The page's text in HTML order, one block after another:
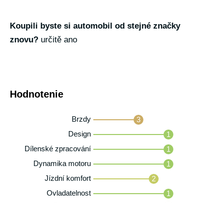
Koupili byste si automobil od stejné značky
znovu? určitě ano
Hodnotenie
Brzdy
3
Design
1
Dílenské zpracování
1
Dynamika motoru
1
Jízdní komfort
2
Ovladatelnost
1